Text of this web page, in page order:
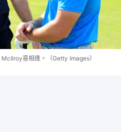
喜相逢。（Getty Images）